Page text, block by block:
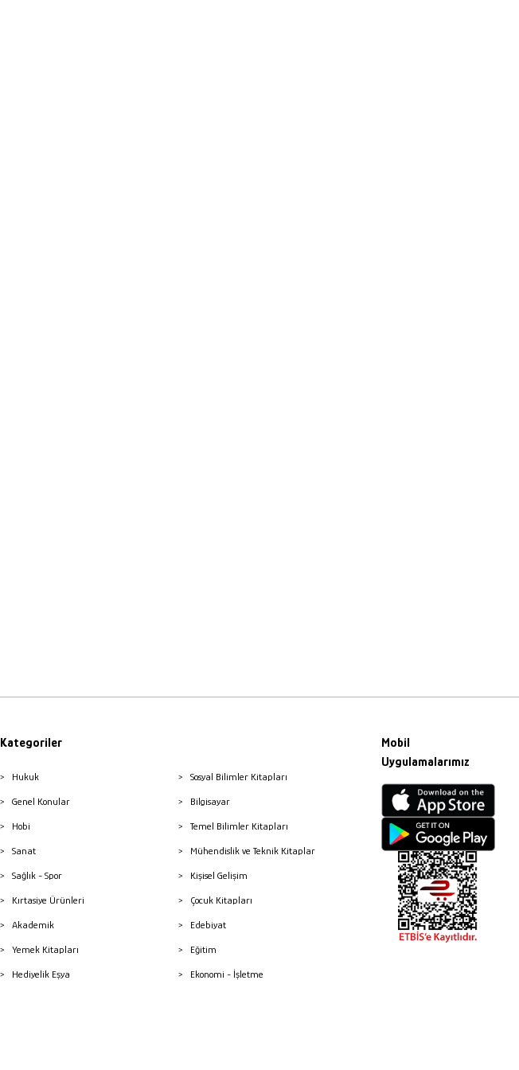
Kategoriler
Hukuk
Genel Konular
Hobi
Sanat
Sağlık - Spor
Kırtasiye Ürünleri
Akademik
Yemek Kitapları
Hediyelik Eşya
Sosyal Bilimler Kitapları
Bilgisayar
Temel Bilimler Kitapları
Mühendislik ve Teknik Kitaplar
Kişisel Gelişim
Çocuk Kitapları
Edebiyat
Eğitim
Ekonomi - İşletme
Mobil
Uygulamalarımız